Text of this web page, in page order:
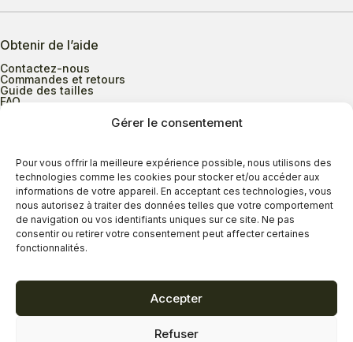
Gérer le consentement
Pour vous offrir la meilleure expérience possible, nous utilisons des
technologies comme les cookies pour stocker et/ou accéder aux
informations de votre appareil. En acceptant ces technologies, vous
nous autorisez à traiter des données telles que votre comportement
de navigation ou vos identifiants uniques sur ce site. Ne pas
consentir ou retirer votre consentement peut affecter certaines
fonctionnalités.
Accepter
Refuser
Obtenir de l’aide
Contactez-nous
Commandes et retours
Guide des tailles
FAQ
Heures d’ouverture
Lundi au mercredi
9h00 à 17h30
Jeudi
9h00 à 20h00
Vendredi
9h00 à 18h00
Dimanche
11h00 à 16h30